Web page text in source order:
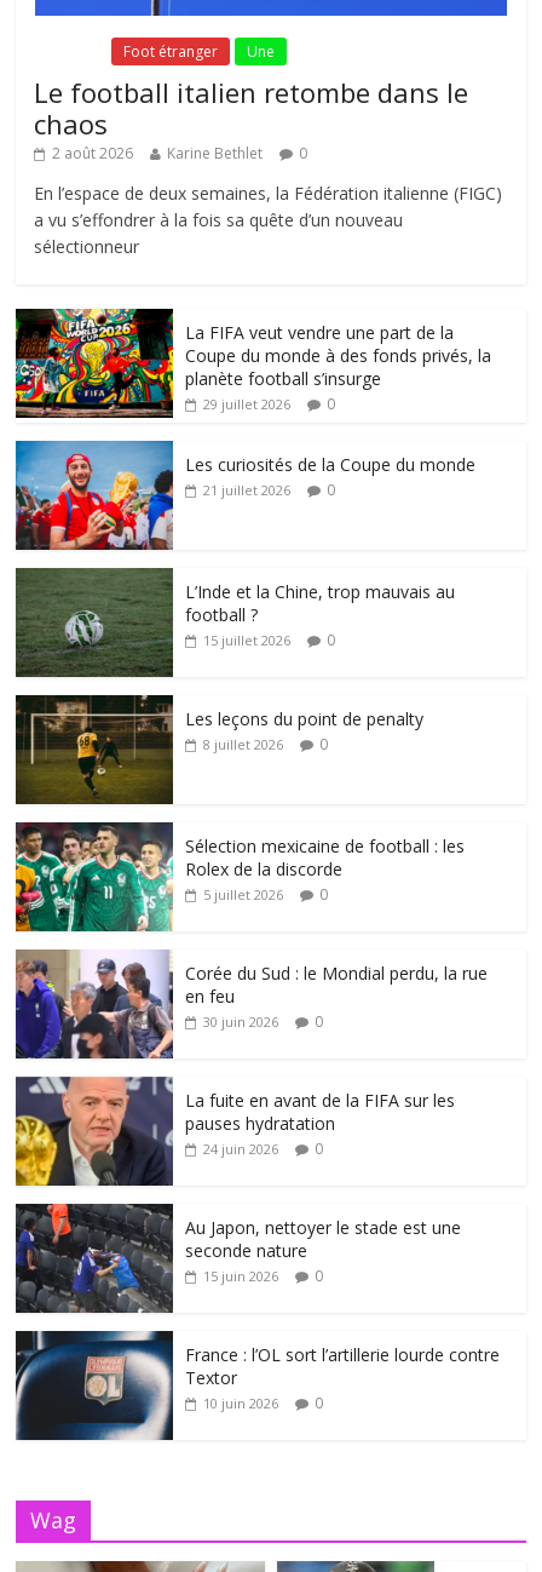
Foot étranger Une
Le football italien retombe dans le
chaos
2 août 2026 Karine Bethlet 0
En l’espace de deux semaines, la Fédération italienne (FIGC)
a vu s’effondrer à la fois sa quête d’un nouveau
sélectionneur
La FIFA veut vendre une part de la
Coupe du monde à des fonds privés, la
planète football s’insurge
29 juillet 2026 0
Les curiosités de la Coupe du monde
21 juillet 2026 0
L’Inde et la Chine, trop mauvais au
football ?
15 juillet 2026 0
Les leçons du point de penalty
8 juillet 2026 0
Sélection mexicaine de football : les
Rolex de la discorde
5 juillet 2026 0
Corée du Sud : le Mondial perdu, la rue
en feu
30 juin 2026 0
La fuite en avant de la FIFA sur les
pauses hydratation
24 juin 2026 0
Au Japon, nettoyer le stade est une
seconde nature
15 juin 2026 0
France : l’OL sort l’artillerie lourde contre
Textor
10 juin 2026 0
Wag